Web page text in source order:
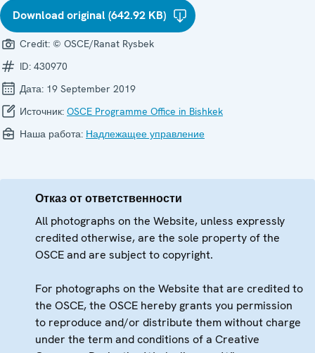
Download original (642.92 KB)
Credit: © OSCE/Ranat Rysbek
ID: 430970
Дата: 19 September 2019
Источник: OSCE Programme Office in Bishkek
Наша работа: Надлежащее управление
Отказ от ответственности
All photographs on the Website, unless expressly
credited otherwise, are the sole property of the
OSCE and are subject to copyright.
For photographs on the Website that are credited to
the OSCE, the OSCE hereby grants you permission
to reproduce and/or distribute them without charge
under the term and conditions of a Creative